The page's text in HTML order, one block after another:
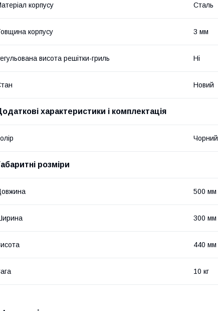
корпусу Сталь
корпусу 3 мм
висота решітки-гриль Ні
Новий
характеристики і комплектація
Чорний
розміри
500 мм
300 мм
440 мм
10 кг